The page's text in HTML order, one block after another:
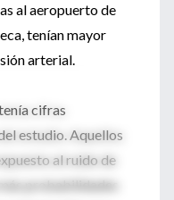
al aeropuerto de
tenían mayor
arterial.
cifras
estudio. Aquellos
al ruido de
probabilidades